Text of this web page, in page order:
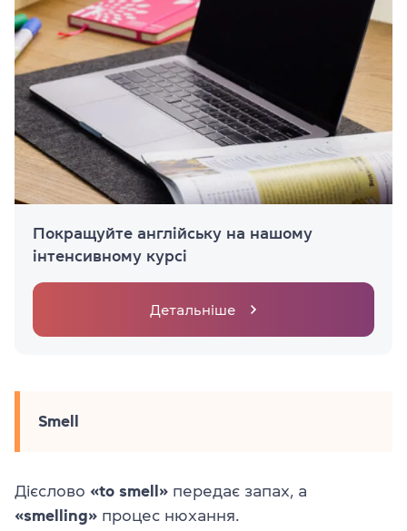
Покращуйте англійську на нашому
інтенсивному курсі
Детальніше
Smell
Дієслово «to smell» передає запах, а
«smelling» процес нюхання.